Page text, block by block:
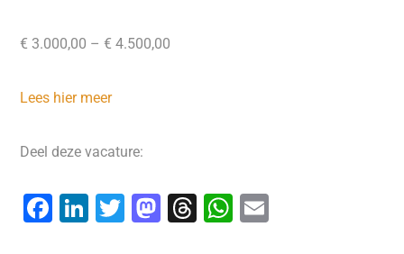
€ 3.000,00 – € 4.500,00
Lees hier meer
Deel deze vacature:
F
Li T
M T
W